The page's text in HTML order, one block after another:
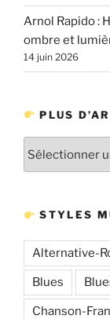
Arnol Rapido :
ombre et
14 juin 2026
PLUS
STYLES
Alternative-
Blues
Chanson-